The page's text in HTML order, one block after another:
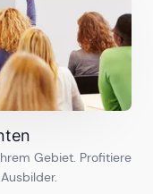
Gebiet. Profitiere